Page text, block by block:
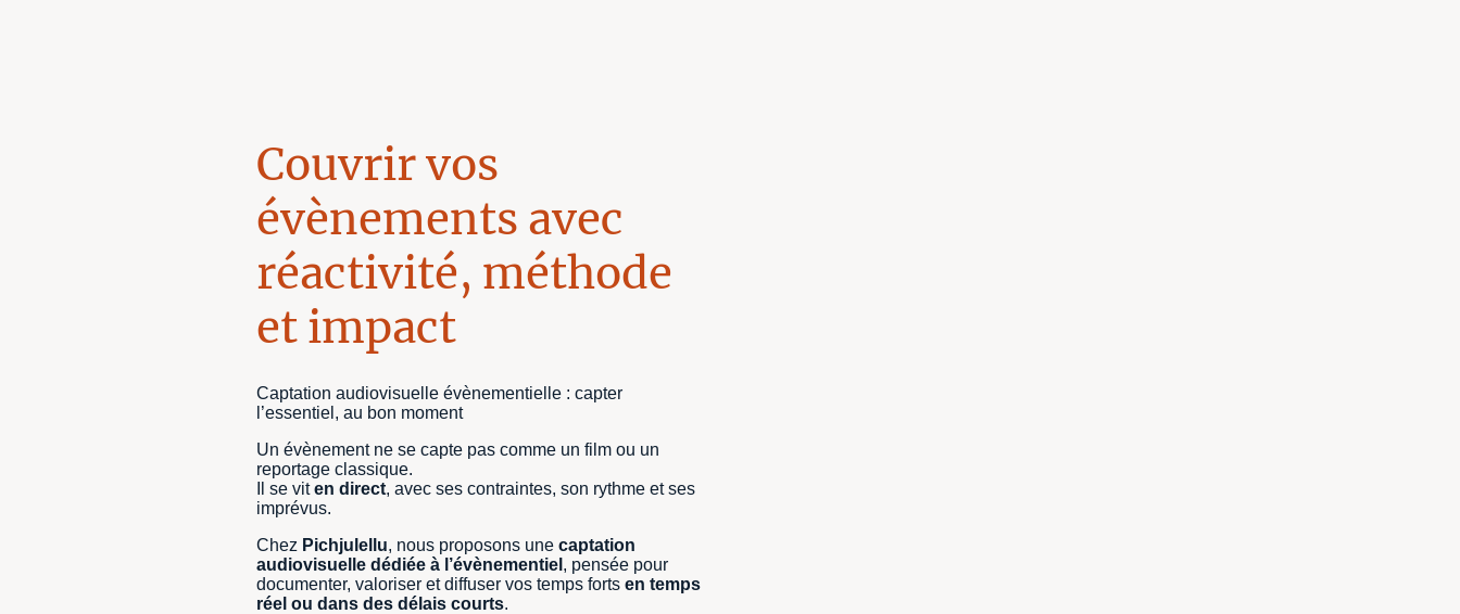
Couvrir vos
évènements avec
réactivité, méthode
et impact
Captation audiovisuelle évènementielle : capter
l’essentiel, au bon moment
Un évènement ne se capte pas comme un film ou un
reportage classique.
Il se viten direct, avec ses contraintes, son rythme et ses
imprévus.
Chez Pichjulellu, nous proposons une captation
audiovisuelle dédiée à l’évènementiel , pensée pour
documenter, valoriser et diffuser vos temps forts en temps
réel ou dans des délais courts.